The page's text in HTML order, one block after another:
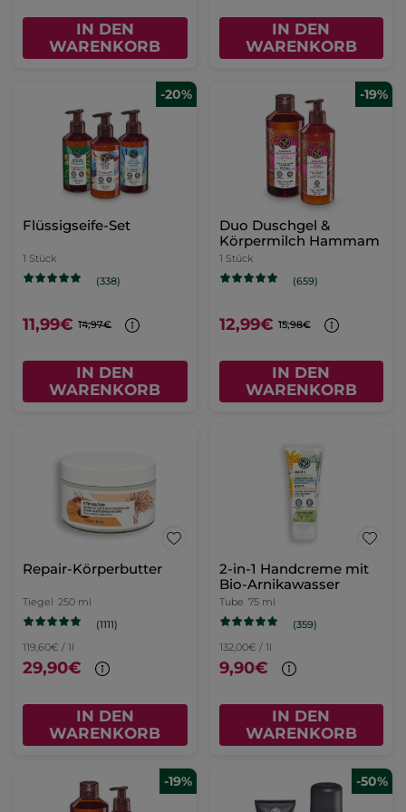
IN DEN
WARENKORB
IN DEN
WARENKORB
-20%
Flüssigseife-Set
1 Stück
(338)
11,99€ 14,97€
IN DEN
WARENKORB
-19%
Duo Duschgel &
Körpermilch Hammam
1 Stück
(659)
12,99€ 15,98€
IN DEN
WARENKORB
Repair-Körperbutter
Tiegel 250 ml
(1111)
119,60€ / 1l
29,90€
IN DEN
WARENKORB
2-in-1 Handcreme mit
Bio-Arnikawasser
Tube 75 ml
(359)
132,00€ / 1l
9,90€
IN DEN
WARENKORB
-19% -50%